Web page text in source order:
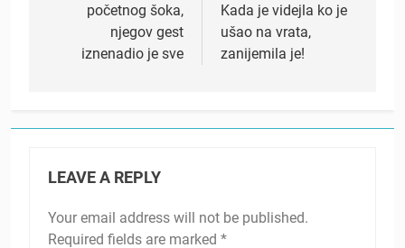
početnog šoka,
njegov gest
iznenadio je sve
Kada je videjla ko je
ušao na vrata,
zanijemila je!
LEAVE A REPLY
Your email address will not be published.
Required fields are marked *